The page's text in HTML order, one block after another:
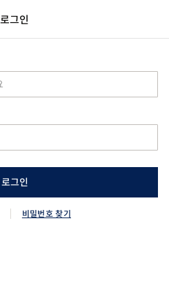
로그인
로그인
비밀번호 찾기